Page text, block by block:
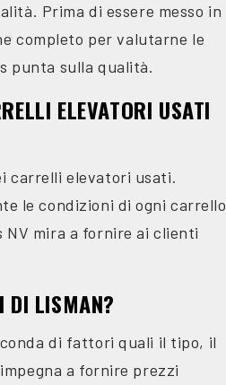
Prima di essere messo in
completo per valutarne le
punta sulla qualità.
ELEVATORI USATI
carrelli elevatori usati.
le condizioni di ogni carrello
mira a fornire ai clienti
DI LISMAN?
di fattori quali il tipo, il
a fornire prezzi